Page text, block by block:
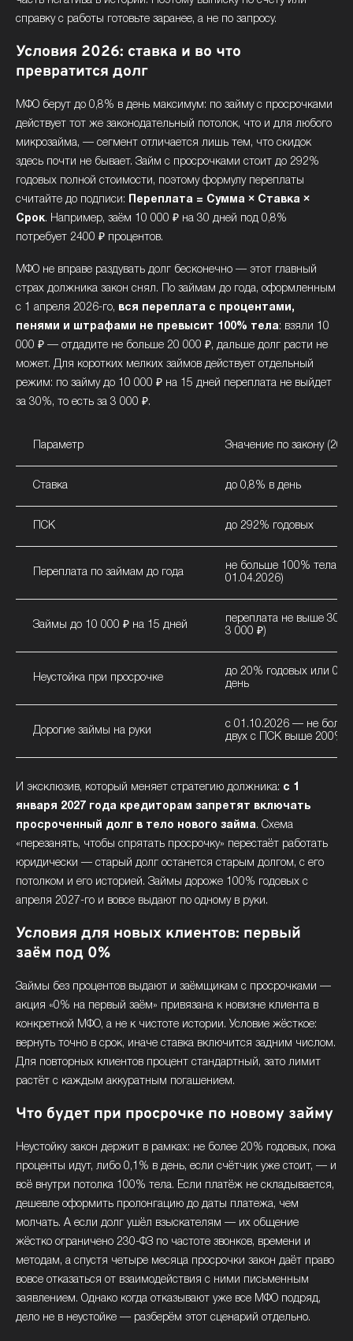
справку с работы готовьте заранее, а не по запросу.
Условия 2026: ставка и во что
превратится долг
МФО берут до 0,8% в день максимум: по займу с просрочками
действует тот же законодательный потолок, что и для любого
микрозайма, — сегмент отличается лишь тем, что скидок
здесь почти не бывает. Займ с просрочками стоит до 292%
годовых полной стоимости, поэтому формулу переплаты
считайте до подписи:
Переплата = Сумма × Ставка ×
Срок. Например, заём 10 000 ₽ на 30 дней под 0,8%
потребует 2400 ₽ процентов.
МФО не вправе раздувать долг бесконечно — этот главный
страх должника закон снял. По займам до года, оформленным
с 1 апреля 2026-го,
вся переплата с процентами,
пенями и штрафами не превысит 100% тела: взяли 10
000 ₽ — отдадите не больше 20 000 ₽, дальше долг расти не
может. Для коротких мелких займов действует отдельный
режим: по займу до 10 000 ₽ на 15 дней переплата не выйдет
за 30%, то есть за 3 000 ₽.
Параметр Значение по закону
Ставка до 0,8% в день
ПСК до 292% годовых
Переплата по займам до года
не больше 100% тела (с
01.04.2026)
Займы до 10 000 ₽ на 15 дней
переплата не выше 30%
3 000 ₽)
Неустойка при просрочке
до 20% годовых или
день
Дорогие займы на руки
с 01.10.2026 — не
двух с ПСК выше 200%
И эксклюзив, который меняет стратегию должника: с 1
января 2027 года кредиторам запретят включать
просроченный долг в тело нового займа. Схема
«перезанять, чтобы спрятать просрочку» перестаёт работать
юридически — старый долг останется старым долгом, с его
потолком и его историей. Займы дороже 100% годовых с
апреля 2027-го и вовсе выдают по одному в руки.
Условия для новых клиентов: первый
заём под 0%
Займы без процентов выдают и заёмщикам с просрочками —
акция «0% на первый заём» привязана к новизне клиента в
конкретной МФО, а не к чистоте истории. Условие жёсткое:
вернуть точно в срок, иначе ставка включится задним числом.
Для повторных клиентов процент стандартный, зато лимит
растёт с каждым аккуратным погашением.
Что будет при просрочке по новому займу
Неустойку закон держит в рамках: не более 20% годовых, пока
проценты идут, либо 0,1% в день, если счётчик уже стоит, — и
всё внутри потолка 100% тела. Если платёж не складывается,
дешевле оформить пролонгацию до даты платежа, чем
молчать. А если долг ушёл взыскателям — их общение
жёстко ограничено 230-ФЗ по частоте звонков, времени и
методам, а спустя четыре месяца просрочки закон даёт право
вовсе отказаться от взаимодействия с ними письменным
заявлением. Однако когда отказывают уже все МФО подряд,
дело не в неустойке — разберём этот сценарий отдельно.